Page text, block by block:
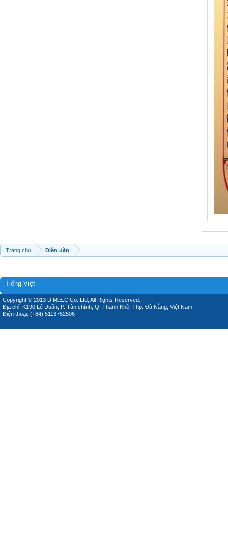
Trang chủ Diễn đàn
Tiếng Việt
Copyright © 2013 D.M.E.C Co.,Ltd, All Rights Reserved.
Địa chỉ: K190 Lê Duẩn, P. Tân chính, Q. Thanh Khê, Thp. Đà Nẵng, Việt Nam.
Điện thoại: (+84) 5113752506